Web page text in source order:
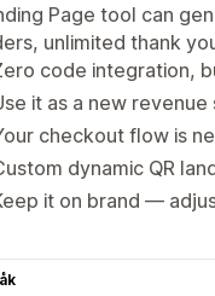
Page tool can
unlimited thank
code integration,
it as a new
checkout flow is
dynamic QR
it on brand —